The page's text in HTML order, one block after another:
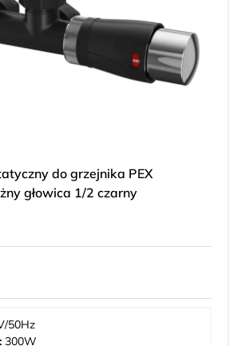
do grzejnika PEX
głowica 1/2 czarny
50Hz
300W